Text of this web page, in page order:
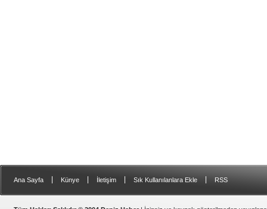
Ana Sayfa Künye İletişim Sık Kullanılanlara Ekle RSS